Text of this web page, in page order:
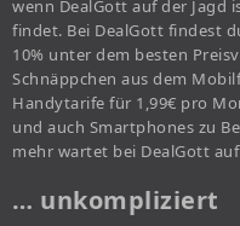
wenn DealGott auf der Jagd
findet. Bei DealGott findest
10% unter dem besten
Schnäppchen aus dem
Handytarife für 1,99€ pro
und auch Smartphones zu
mehr wartet bei DealGott
… unkompliziert